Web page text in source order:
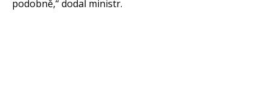
podobně,“ dodal ministr.